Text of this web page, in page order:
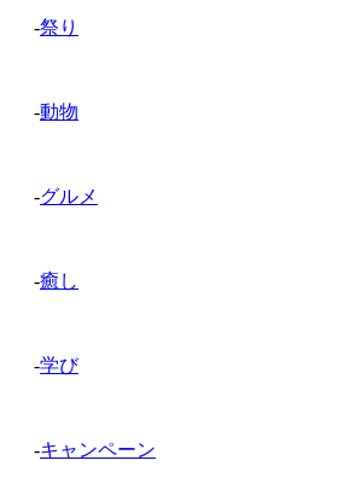
-祭り
-動物
-グルメ
-癒し
-学び
-キャンペーン